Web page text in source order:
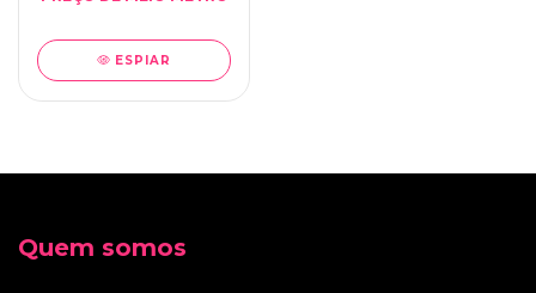
ESPIAR
Quem somos